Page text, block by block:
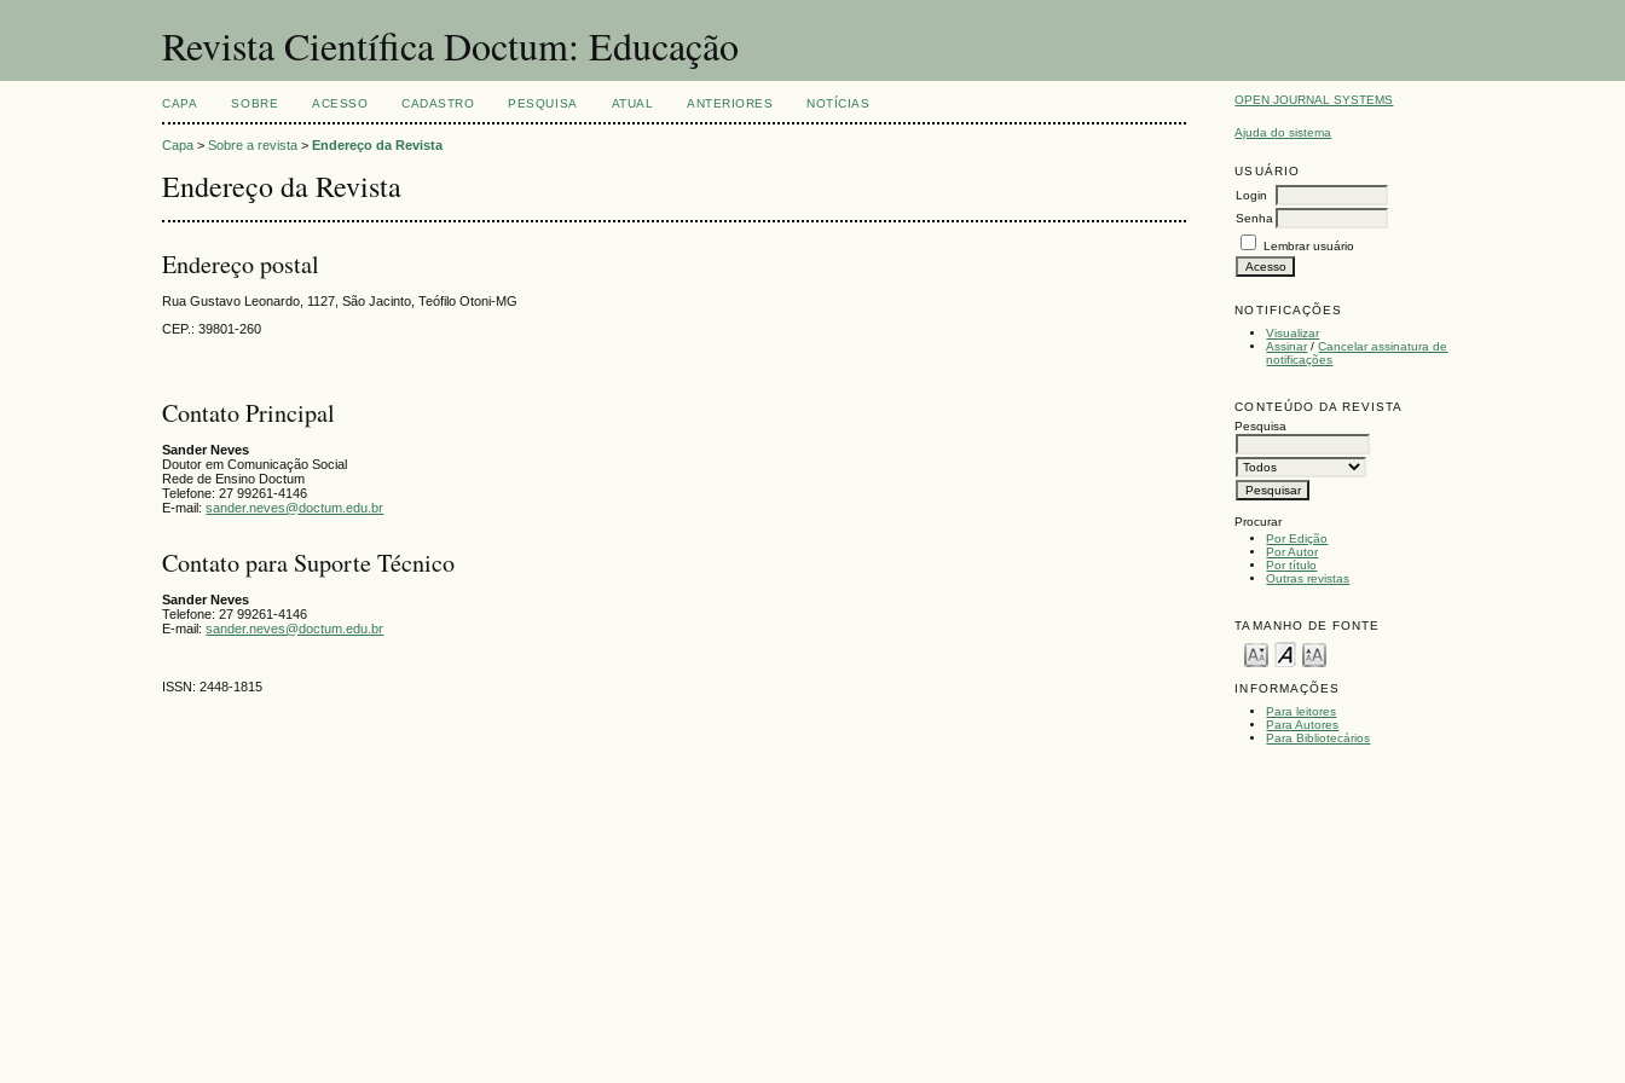
Revista Científica Doctum: Educação
OPEN JOURNAL SYSTEMS
Ajuda do sistema
USUÁRIO
Login
Senha
Lembrar usuário
NOTIFICAÇÕES
Visualizar
Assinar/Cancelar assinatura de
notificações
CONTEÚDO DA REVISTA
Pesquisa
Procurar
Por Edição
Por Autor
Por título
Outras revistas
TAMANHO DE FONTE
INFORMAÇÕES
Para leitores
Para Autores
Para Bibliotecários
CAPA SOBRE ACESSO CADASTRO PESQUISA ATUAL ANTERIORES NOTÍCIAS
Capa >Sobre a revista >Endereço da Revista
Endereço da Revista
Endereço postal
Rua Gustavo Leonardo, 1127, São Jacinto, Teófilo Otoni-MG
CEP.: 39801-260
Contato Principal
Sander Neves
Doutor em Comunicação Social
Rede de Ensino Doctum
Telefone: 27 99261-4146
E-mail:sander.neves@doctum.edu.br
Contato para Suporte Técnico
Sander Neves
Telefone: 27 99261-4146
E-mail:sander.neves@doctum.edu.br
ISSN: 2448-1815